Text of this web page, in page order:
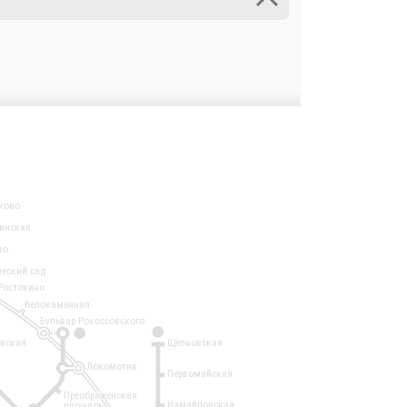
1
Локомотив
сад
Белокаменная
Щёлковская
Первомайская
Измайловская
Бульвар Рокоссовского
Преображенская